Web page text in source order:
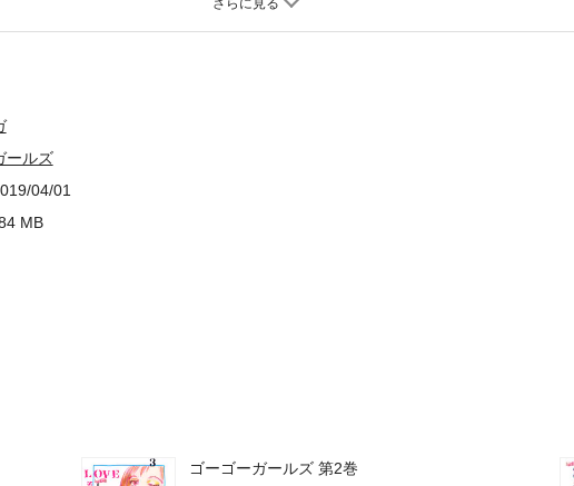
ゴーゴーガールズ 第2巻
ールズ
04/01
MB